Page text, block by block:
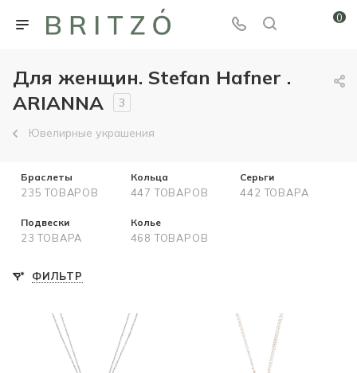
0
Для женщин. Stefan Hafner .
ARIANNA
3
Ювелирные украшения
Браслеты
235 ТОВАРОВ
Кольца
447 ТОВАРОВ
Серьги
442 ТОВАРА
Подвески
23 ТОВАРА
Колье
468 ТОВАРОВ
ФИЛЬТР